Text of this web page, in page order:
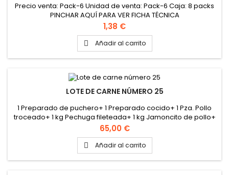
Precio venta: Pack-6 Unidad de venta: Pack-6 Caja: 8 packs
PINCHAR AQUÍ PARA VER FICHA TÉCNICA
Precio
1,38 €
 Añadir al carrito
LOTE DE CARNE NÚMERO 25
1 Preparado de puchero+ 1 Preparado cocido+ 1 Pza. Pollo
troceado+ 1 kg Pechuga fileteada+ 1 kg Jamoncito de pollo+
1 kg Filete de cinta de lomo fileteada+ 1 kg paleta troceada
de cerdo+ 1 kg Croquetas de Puchero+ 1 kg Lagrimitas de
pollo
Precio
65,00 €
 Añadir al carrito